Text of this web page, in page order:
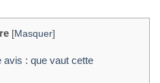
[Masquer]
avis : que vaut cette